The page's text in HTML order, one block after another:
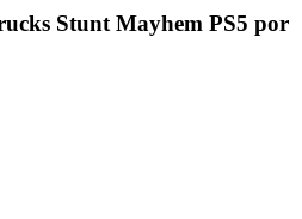
Stunt Mayhem PS5 por